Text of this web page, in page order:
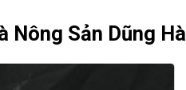
Nông Sản Dũng Hà